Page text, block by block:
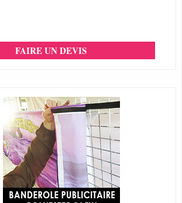
FAIRE UN DEVIS